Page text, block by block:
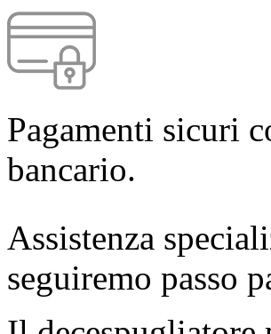
Pagamenti sicuri
bancario.
Assistenza
seguiremo passo